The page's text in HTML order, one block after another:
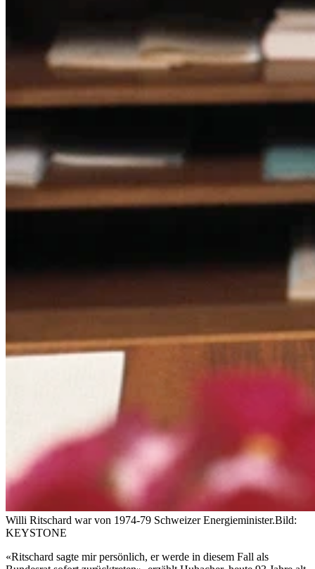
Willi Ritschard war von 1974-79 Schweizer Energieminister.Bild:
KEYSTONE
«Ritschard sagte mir persönlich, er werde in diesem Fall als